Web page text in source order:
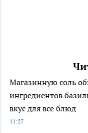
Магазинную соль
ингредиентов
вкус для все блюд
11:27